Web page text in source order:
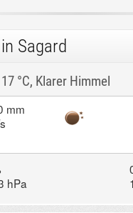
Sagard
°C, Klarer Himmel
mm
hPa